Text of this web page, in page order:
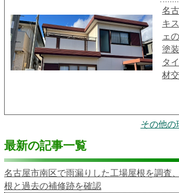
名
キ
ェ
塗
タ
材
その他の
最新の記事一覧
名古屋市南区で雨漏りした工場屋根を調査
根と過去の補修跡を確認